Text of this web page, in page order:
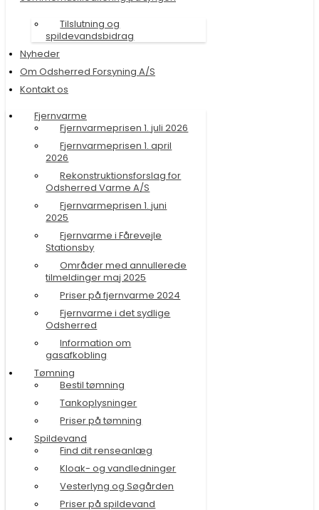
Tilslutning og
spildevandsbidrag
Nyheder
Om Odsherred Forsyning A/S
Kontakt os
Fjernvarme
Fjernvarmeprisen 1. juli 2026
Fjernvarmeprisen 1. april
2026
Rekonstruktionsforslag for
Odsherred Varme A/S
Fjernvarmeprisen 1. juni
2025
Fjernvarme i Fårevejle
Stationsby
Områder med annullerede
tilmeldinger maj 2025
Priser på fjernvarme 2024
Fjernvarme i det sydlige
Odsherred
Information om
gasafkobling
Tømning
Bestil tømning
Tankoplysninger
Priser på tømning
Spildevand
Find dit renseanlæg
Kloak- og vandledninger
Vesterlyng og Søgården
Priser på spildevand